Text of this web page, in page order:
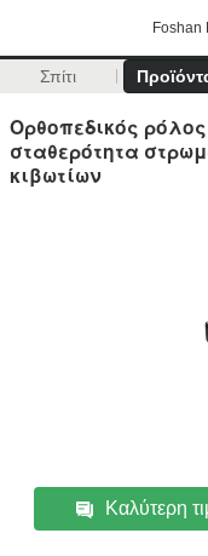
Foshan
Σπίτι
Ορθοπεδικός
σταθερότητα
κιβωτίων
Καλύτερη